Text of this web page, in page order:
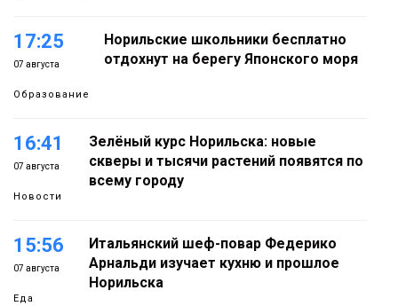
17:25
07 августа
Образование
Норильские школьники бесплатно
отдохнут на берегу Японского моря
16:41
07 августа
Новости
Зелёный курс Норильска: новые
скверы и тысячи растений появятся по
всему городу
15:56
07 августа
Еда
Итальянский шеф-повар Федерико
Арнальди изучает кухню и прошлое
Норильска